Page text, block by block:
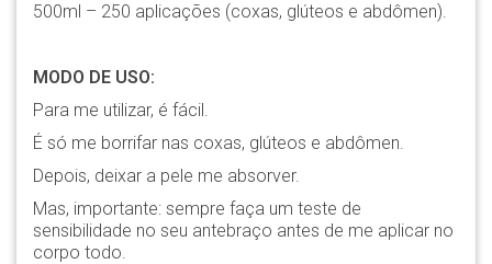
500ml – 250 aplicações (coxas, glúteos e abdômen).
MODO DE USO:
Para me utilizar, é fácil.
É só me borrifar nas coxas, glúteos e abdômen.
Depois, deixar a pele me absorver.
Mas, importante: sempre faça um teste de
sensibilidade no seu antebraço antes de me aplicar no
corpo todo.